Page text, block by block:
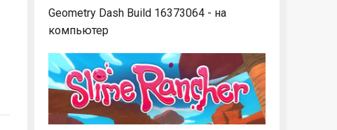
Geometry Dash Build 16373064 - на
компьютер